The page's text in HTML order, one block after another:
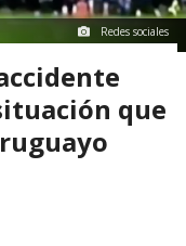
Redes sociales
que